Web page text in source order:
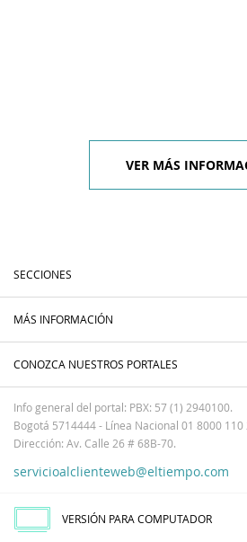
VER MÁS
SECCIONES
MÁS INFORMACIÓN
CONOZCA NUESTROS PORTALES
Info general del portal: PBX: 57 (1) 2940100.
Bogotá 5714444 - Línea Nacional 01 8000 110
Dirección: Av. Calle 26 # 68B-70.
servicioalclienteweb@eltiempo.com
VERSIÓN PARA COMPUTADOR